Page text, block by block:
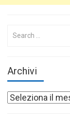
Search
Archivi
Archivi